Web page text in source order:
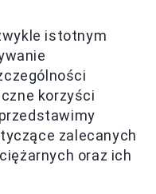
istotnym
korzyści
zalecanych
oraz ich